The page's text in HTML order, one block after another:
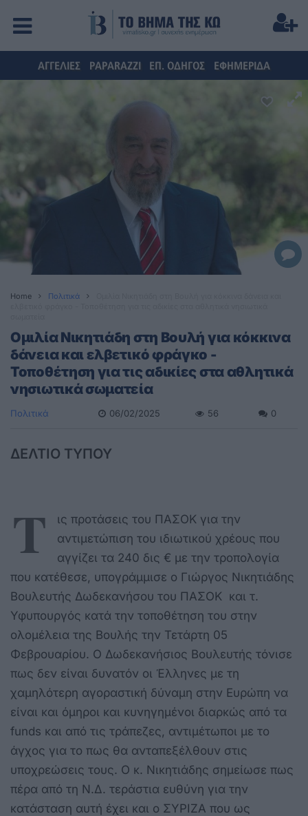
ΑΓΓΕΛΙΕΣ PAPARAZZI ΕΠ. ΟΔΗΓΟΣ ΕΦΗΜΕΡΙΔΑ
Home Πολιτικά
Ομιλία Νικητιάδη στη Βουλή για κόκκινα
δάνεια και ελβετικό φράγκο -
Τοποθέτηση για τις αδικίες στα αθλητικά
νησιωτικά σωματεία
Πολιτικά 06/02/2025 56 0
ΔΕΛΤΙΟ ΤΥΠΟΥ
Τ
ις προτάσεις του ΠΑΣΟΚ για την
αντιμετώπιση του ιδιωτικού χρέους που
αγγίζει τα 240 δις € με την τροπολογία
που κατέθεσε, υπογράμμισε ο Γιώργος Νικητιάδης
Βουλευτής Δωδεκανήσου του ΠΑΣΟΚ και τ.
Υφυπουργός κατά την τοποθέτηση του στην
ολομέλεια της Βουλής την Τετάρτη 05
Φεβρουαρίου. Ο Δωδεκανήσιος Βουλευτής τόνισε
πως δεν είναι δυνατόν οι Έλληνες με τη
χαμηλότερη αγοραστική δύναμη στην Ευρώπη να
είναι και όμηροι και κυνηγημένοι διαρκώς από τα
funds και από τις τράπεζες, αντιμέτωποι με το
άγχος για το πως θα ανταπεξέλθουν στις
υποχρεώσεις τους. Ο κ. Νικητιάδης σημείωσε πως
πέρα από τη Ν.Δ. τεράστια ευθύνη για την
κατάσταση αυτή έχει και ο ΣΥΡΙΖΑ που ως